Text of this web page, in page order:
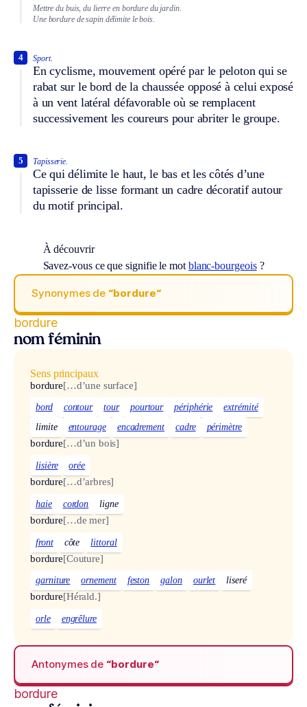
Mettre du buis, du lierre en bordure du jardin.
Une bordure de sapin délimite le bois.
Sport.
En cyclisme, mouvement opéré par le peloton qui se
rabat sur le bord de la chaussée opposé à celui exposé
à un vent latéral défavorable où se remplacent
successivement les coureurs pour abriter le groupe.
4
Tapisserie.
Ce qui délimite le haut, le bas et les côtés d’une
tapisserie de lisse formant un cadre décoratif autour
du motif principal.
5
À découvrir
Savez-vous ce que signifie le mot blanc-bourgeois?
Synonymes de “bordure“
bordure
nom féminin
Sens principaux
bordure[…d’une surface]
bord contour tour pourtour périphérie
extrémité
limite
entourage encadrement cadre périmètre
bordure[…d’un bois]
lisière orée
bordure[…d’arbres]
haie cordon ligne
bordure[…de mer]
front côte littoral
bordure[Couture]
garniture ornement feston galon ourlet liseré
bordure[Hérald.]
orle engrêlure
Antonymes de “bordure“
bordure